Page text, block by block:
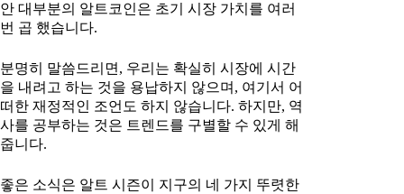
안 대부분의 알트코인은 초기 시장 가치를 여러
번 곱 했습니다.
분명히 말씀드리면, 우리는 확실히 시장에 시간
을 내려고 하는 것을 용납하지 않으며, 여기서 어
떠한 재정적인 조언도 하지 않습니다. 하지만, 역
사를 공부하는 것은 트렌드를 구별할 수 있게 해
줍니다.
좋은 소식은 알트 시즌이 지구의 네 가지 뚜렷한